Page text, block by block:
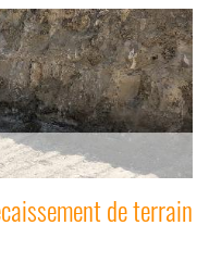
de terrain